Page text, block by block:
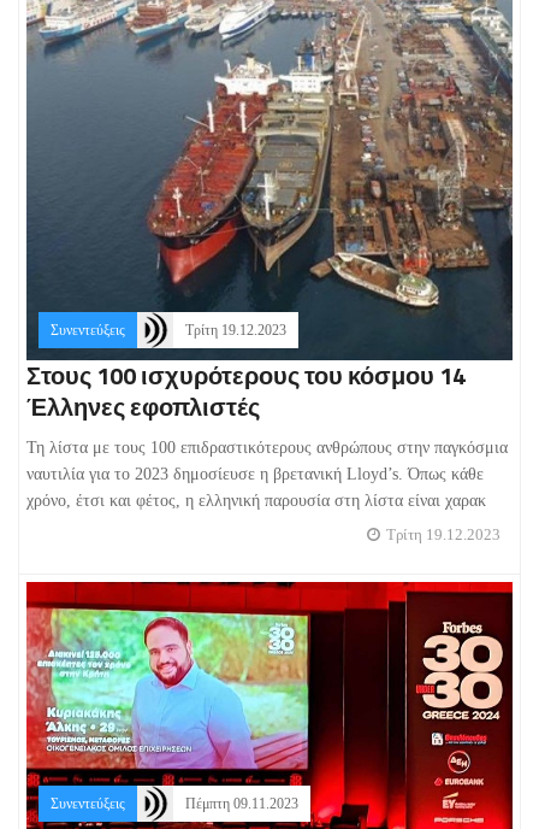
Συνεντεύξεις Τρίτη 19.12.2023
Στους 100 ισχυρότερους του κόσμου 14
Έλληνες εφοπλιστές
Τη λίστα με τους 100 επιδραστικότερους ανθρώπους στην παγκόσμια
ναυτιλία για το 2023 δημοσίευσε η βρετανική Lloyd’s. Όπως κάθε
χρόνο, έτσι και φέτος, η ελληνική παρουσία στη λίστα είναι χαρακ
Τρίτη 19.12.2023
Συνεντεύξεις Πέμπτη 09.11.2023